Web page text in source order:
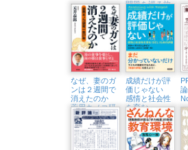
問題を巡る旅
なぜ、妻のガ
ンは２週間で
消えたのか
薬用キノコ研
究一筋27年
成績だけが評
価じゃない
感情と社会性
を育む
（SEL）ため
の評価
論